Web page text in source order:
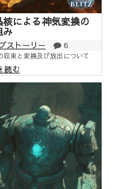
核による神気変換の
み
ストーリー 6
収束と変換及び放出について
読む